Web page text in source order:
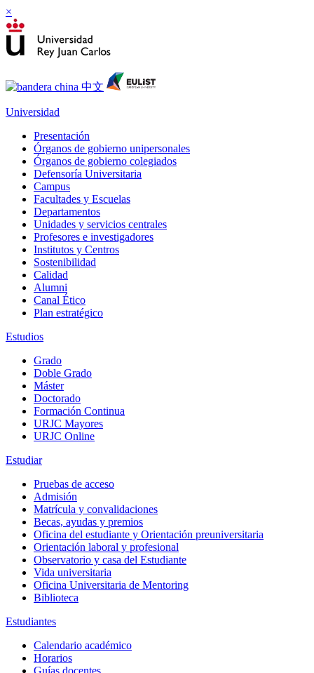
×
Universidad
Presentación
Órganos de gobierno unipersonales
Órganos de gobierno colegiados
Defensoría Universitaria
Campus
Facultades y Escuelas
Departamentos
Unidades y servicios centrales
Profesores e investigadores
Institutos y Centros
Sostenibilidad
Calidad
Alumni
Canal Ético
Plan estratégico
Estudios
Grado
Doble Grado
Máster
Doctorado
Formación Continua
URJC Mayores
URJC Online
Estudiar
Pruebas de acceso
Admisión
Matrícula y convalidaciones
Becas, ayudas y premios
Oficina del estudiante y Orientación preuniversitaria
Orientación laboral y profesional
Observatorio y casa del Estudiante
Vida universitaria
Oficina Universitaria de Mentoring
Biblioteca
Estudiantes
Calendario académico
Horarios
Guías docentes